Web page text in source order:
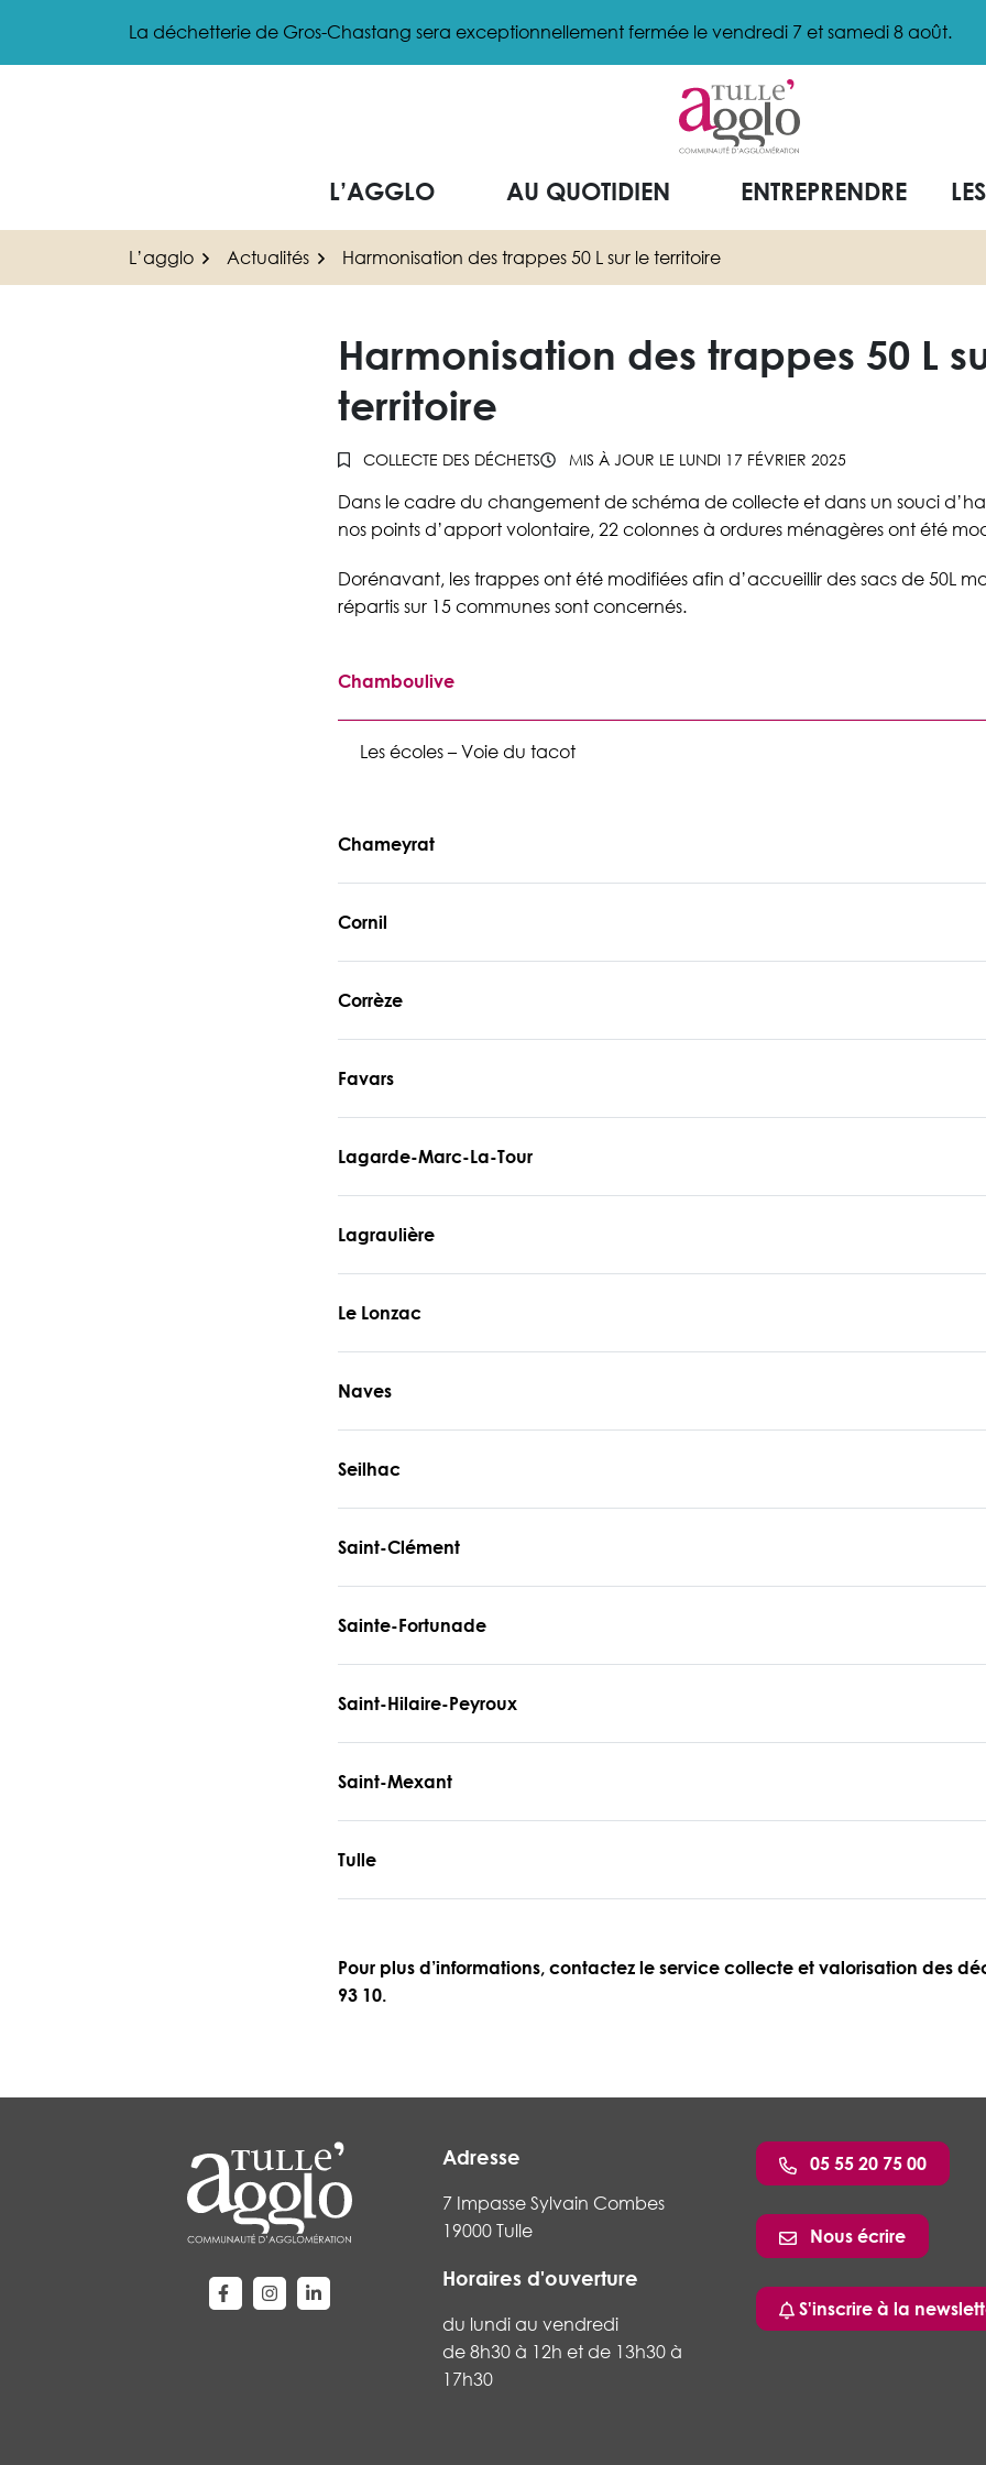
contenu
La déchetterie de Gros-Chastang sera exceptionnellement fermée le vendredi 7 et samedi 8 août.
L’AGGLO AU QUOTIDIEN ENTREPRENDRE
L’agglo Actualités Harmonisation des trappes 50 L sur le territoire
Harmonisation des trappes 50 L
territoire
COLLECTE DES DÉCHETS MIS À JOUR LE LUNDI 17 FÉVRIER 2025
Dans le cadre du changement de schéma de collecte et dans un souci
nos points d’apport volontaire, 22 colonnes à ordures ménagères ont été
Dorénavant, les trappes ont été modifiées afin d’accueillir des sacs de 50L
répartis sur 15 communes sont concernés.
Chamboulive
Les écoles – Voie du tacot
Chameyrat
Cornil
Corrèze
Favars
Lagarde-Marc-La-Tour
Lagraulière
Le Lonzac
Naves
Seilhac
Saint-Clément
Sainte-Fortunade
Saint-Hilaire-Peyroux
Saint-Mexant
Tulle
Pour plus d’informations, contactez le service collecte et valorisation des
93 10.
Lien vers le compte Facebook
Lien vers le compte Instagram
Lien vers le compte Linkedin
Adresse
7 Impasse Sylvain Combes
19000 Tulle
Horaires d'ouverture
du lundi au vendredi
de 8h30 à 12h et de 13h30 à
17h30
05 55 20 75 00
Nous écrire
S'inscrire à la